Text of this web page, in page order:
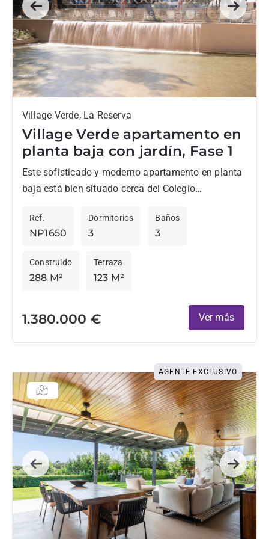
Previous Next
Village Verde, La Reserva
Village Verde apartamento en
planta baja con jardín, Fase 1
Este sofisticado y moderno apartamento en planta
baja está bien situado cerca del Colegio
club de La...
NP1650
Ref.
3
Dormitorios
3
Baños
288 M²
Construido
123 M²
Terraza
1.380.000 € Ver más
Previous Next
AGENTE EXCLUSIVO